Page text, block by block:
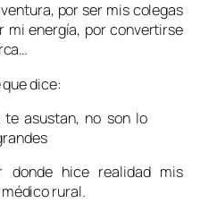
por ser mis colegas
mi energía, por convertirse
dice:
asustan, no son lo
donde hice realidad mis
rural.